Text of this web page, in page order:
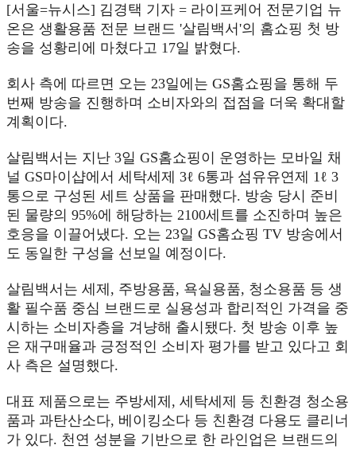
[서울=뉴시스] 김경택 기자 = 라이프케어 전문기업 뉴
온은 생활용품 전문 브랜드 '살림백서'의 홈쇼핑 첫 방
송을 성황리에 마쳤다고 17일 밝혔다.
회사 측에 따르면 오는 23일에는 GS홈쇼핑을 통해 두
번째 방송을 진행하며 소비자와의 접점을 더욱 확대할
계획이다.
살림백서는 지난 3일 GS홈쇼핑이 운영하는 모바일 채
널 GS마이샵에서 세탁세제 3ℓ 6통과 섬유유연제 1ℓ 3
통으로 구성된 세트 상품을 판매했다. 방송 당시 준비
된 물량의 95%에 해당하는 2100세트를 소진하며 높은
호응을 이끌어냈다. 오는 23일 GS홈쇼핑 TV 방송에서
도 동일한 구성을 선보일 예정이다.
살림백서는 세제, 주방용품, 욕실용품, 청소용품 등 생
활 필수품 중심 브랜드로 실용성과 합리적인 가격을 중
시하는 소비자층을 겨냥해 출시됐다. 첫 방송 이후 높
은 재구매율과 긍정적인 소비자 평가를 받고 있다고 회
사 측은 설명했다.
대표 제품으로는 주방세제, 세탁세제 등 친환경 청소용
품과 과탄산소다, 베이킹소다 등 친환경 다용도 클리너
가 있다. 천연 성분을 기반으로 한 라인업은 브랜드의